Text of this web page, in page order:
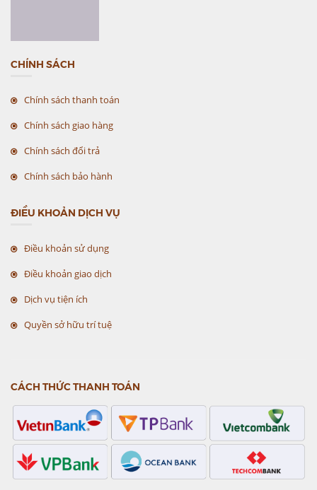
CHÍNH SÁCH
Chính sách thanh toán
Chính sách giao hàng
Chính sách đổi trả
Chính sách bảo hành
ĐIỀU KHOẢN DỊCH VỤ
Điều khoản sử dụng
Điều khoản giao dịch
Dịch vụ tiện ích
Quyền sở hữu trí tuệ
CÁCH THỨC THANH TOÁN